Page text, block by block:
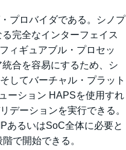
プロバイダである。シノプ
完全なインターフェイス
ィギュアブル・プロセッ
合を容易にするため、シ
してバーチャル・プラット
ーション HAPSを使用すれ
デーションを実行できる。
あるいはSoC全体に必要と
で開始できる。